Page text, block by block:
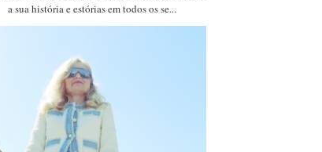
a sua história e estórias em todos os se...